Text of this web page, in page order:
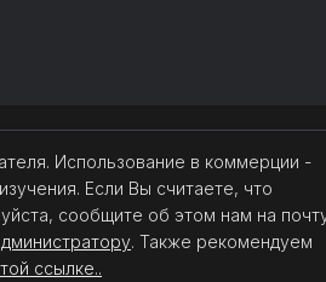
Использование в коммерции -
Если Вы считаете, что
сообщите об этом нам на
. Также рекомендуем
ссылке..